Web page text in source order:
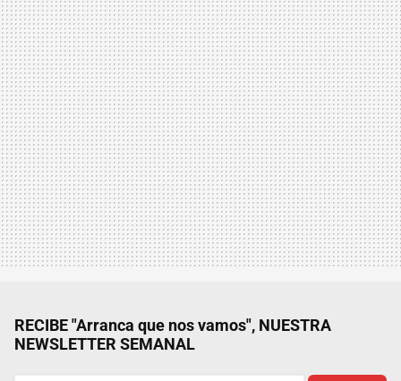
RECIBE "Arranca que nos vamos", NUESTRA
NEWSLETTER SEMANAL